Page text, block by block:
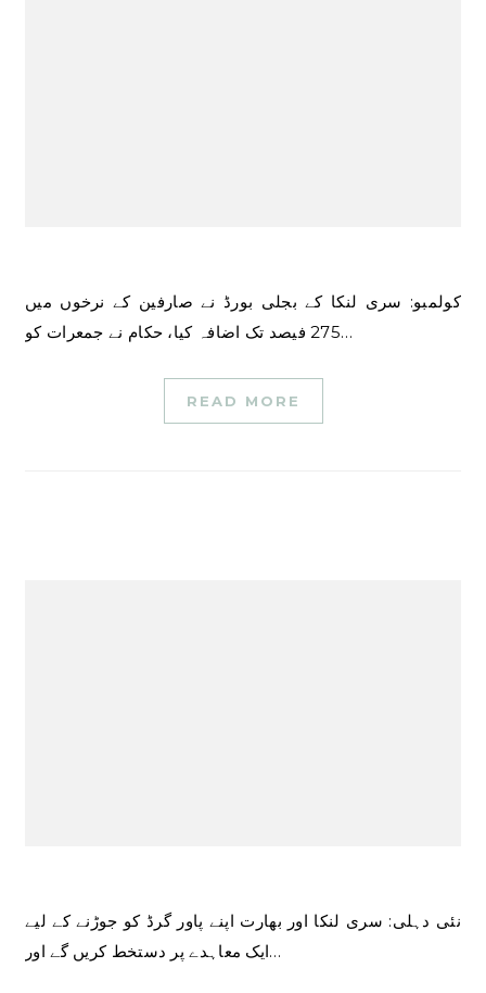
کولمبو: سری لنکا کے بجلی بورڈ نے صارفین کے نرخوں میں
275 فیصد تک اضافہ کیا، حکام نے جمعرات کو…
READ MORE
نئی دہلی: سری لنکا اور بھارت اپنے پاور گرڈ کو جوڑنے کے لیے
ایک معاہدے پر دستخط کریں گے اور…